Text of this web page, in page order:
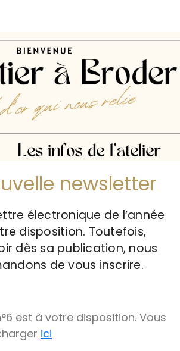
newsletter
électronique de l’année
disposition. Toutefois,
dès sa publication, nous
de vous inscrire.
est à votre disposition. Vous
ici